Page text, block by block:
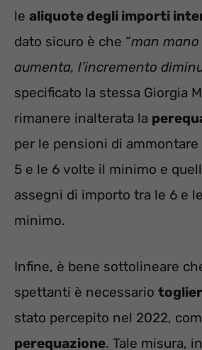
le aliquote degli importi
dato sicuro è che “man
aumenta, l’incremento
specificato la stessa Giorgia
rimanere inalterata la
per le pensioni di
5 e le 6 volte il minimo e
assegni di importo tra le 6 e
minimo.
Infine, è bene sottolineare
spettanti è necessario
stato percepito nel 2022,
perequazione. Tale misura,